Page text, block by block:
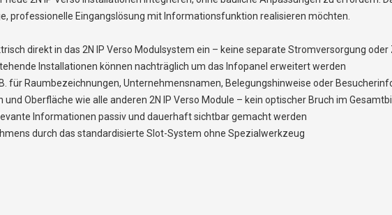
professionelle Eingangslösung mit Informationsfunktion realisieren möchten.
direkt in das 2N IP Verso Modulsystem ein – keine separate Stromversorgung
Installationen können nachträglich um das Infopanel erweitert werden
für Raumbezeichnungen, Unternehmensnamen, Belegungshinweise oder
Oberfläche wie alle anderen 2N IP Verso Module – kein optischer Bruch im
Informationen passiv und dauerhaft sichtbar gemacht werden
durch das standardisierte Slot-System ohne Spezialwerkzeug